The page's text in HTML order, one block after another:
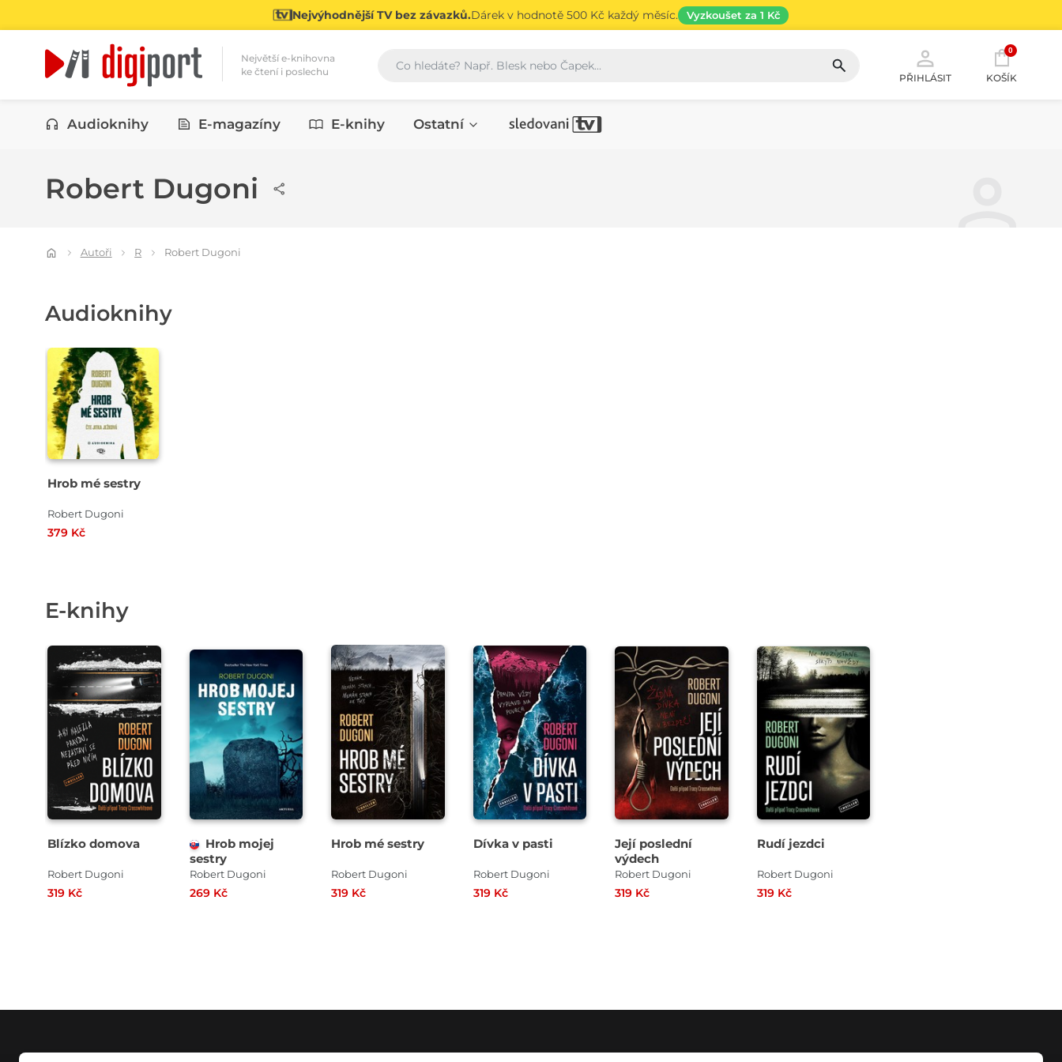
Nejvýhodnější TV bez závazků.Dárek v hodnotě 500 Kč každý měsíc. Vyzkoušet za 1 Kč
Největší e-knihovna
ke čtení i poslechu
Vyhledávání
PŘIHLÁSIT
0
KOŠÍK
Kategorie
Audioknihy E-magazíny E-knihy Ostatní
Robert Dugoni
Autoři R Robert Dugoni
Audioknihy
Hrob mé sestry
Robert Dugoni
379 Kč
E-knihy
Blízko domova
Robert Dugoni
319 Kč
Hrob mojej
sestry
Robert Dugoni
269 Kč
Hrob mé sestry
Robert Dugoni
319 Kč
Dívka v pasti
Robert Dugoni
319 Kč
Její poslední
výdech
Robert Dugoni
319 Kč
Rudí jezdci
Robert Dugoni
319 Kč